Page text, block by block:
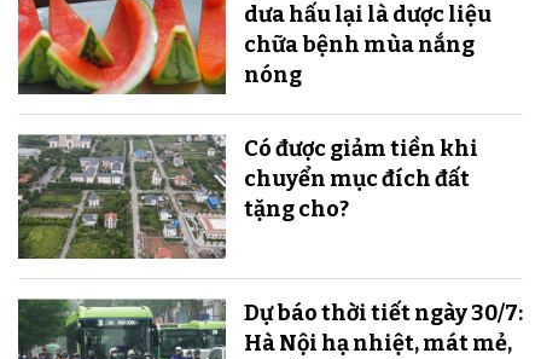
dưa hấu lại là dược liệu
chữa bệnh mùa nắng
nóng
Có được giảm tiền khi
chuyển mục đích đất
tặng cho?
Dự báo thời tiết ngày 30/7:
Hà Nội hạ nhiệt, mát mẻ,